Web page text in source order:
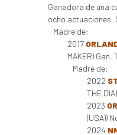
Ganadora de una
ocho actuaciones.
Madre de:
2017
MAKER)
Madre de:
2022
THE
2023
(USA))
2024